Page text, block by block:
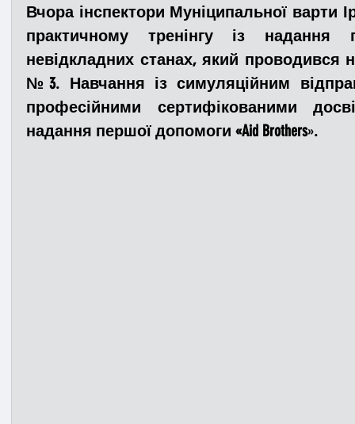
Медицина Новини ДТП
Адмінпротокол Свята Поліція
Вчора інспектори Муніципальної варти
практичному тренінгу із
невідкладних станах, який проводився
№3. Навчання із симуляційним
професійними сертифікованими
надання першої допомоги «Aid Brothers».